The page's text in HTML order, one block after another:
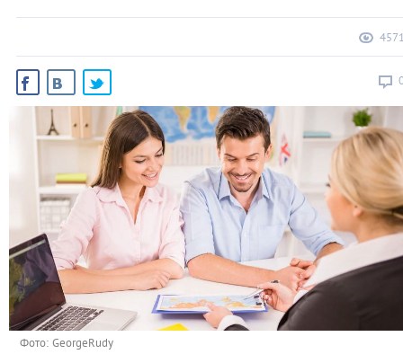
Фото: GeorgeRudy